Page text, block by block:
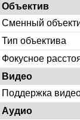
Объектив
Сменный
Тип объектива
Фокусное
Видео
Поддержка
Аудио